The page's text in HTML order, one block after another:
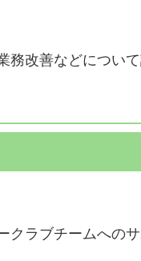
務改善などについ
ラブチームへの